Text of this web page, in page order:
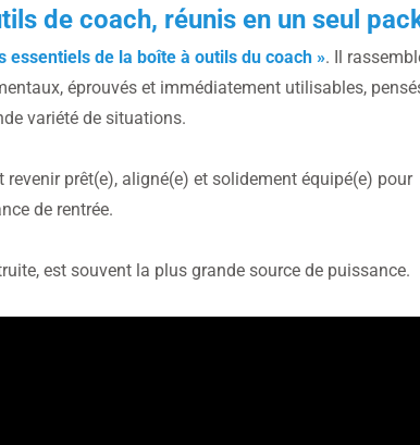
de coach, réunis en un seul
essentiels de la boîte à outils du coach ». Il
éprouvés et immédiatement utilisables,
variété de situations.
prêt(e), aligné(e) et solidement équipé(e) pour
de rentrée.
est souvent la plus grande source de puissance.